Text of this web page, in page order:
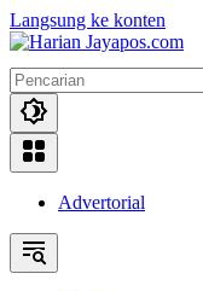
Langsung ke konten
Advertorial